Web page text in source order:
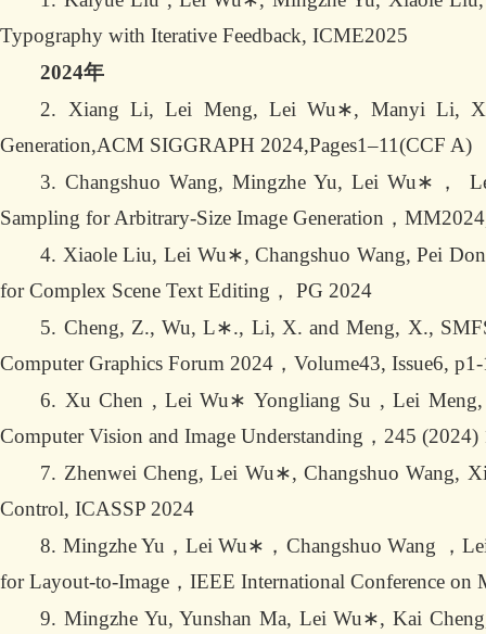
Typography with Iterative Feedback, ICME2025
2024年
2. Xiang Li, Lei Meng, Lei Wu∗, Manyi Li,
Generation,ACM SIGGRAPH 2024,Pages1–11(CCF A)
3. Changshuo Wang, Mingzhe Yu, Lei Wu∗，
Sampling for Arbitrary-Size Image Generation，
4. Xiaole Liu, Lei Wu∗, Changshuo Wang, Pei
for Complex Scene Text Editing， PG 2024
5. Cheng, Z., Wu, L∗., Li, X. and Meng, X.,
Computer Graphics Forum 2024，Volume43, Issue6,
6. Xu Chen , Lei Wu∗ Yongliang Su , Lei Meng,
Computer Vision and Image Understanding，245 (2024)
7. Zhenwei Cheng, Lei Wu∗, Changshuo Wang,
Control, ICASSP 2024
8. Mingzhe Yu，Lei Wu∗，Changshuo Wang ，
for Layout-to-Image，IEEE International Conference
9. Mingzhe Yu, Yunshan Ma, Lei Wu∗, Kai